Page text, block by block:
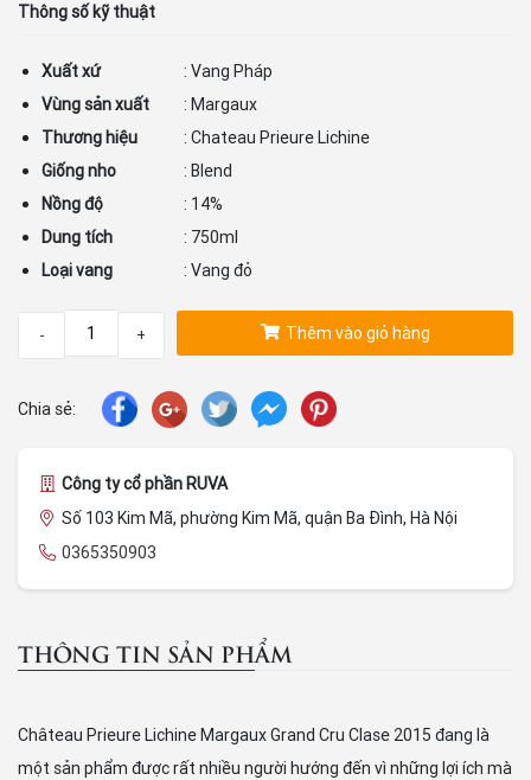
Thông số kỹ thuật
Xuất xứ
: Vang Pháp
Vùng sản xuất
: Margaux
Thương hiệu
: Chateau Prieure Lichine
Giống nho
: Blend
Nồng độ
: 14%
Dung tích
: 750ml
Loại vang
: Vang đỏ
- + Thêm vào giỏ hàng
Chia sẻ:
Công ty cổ phần RUVA
Số 103 Kim Mã, phường Kim Mã, quận Ba Đình, Hà Nội
0365350903
THÔNG TIN SẢN PHẨM
Château Prieure Lichine Margaux Grand Cru Clase 2015 đang là
một sản phẩm được rất nhiều người hướng đến vì những lợi ích mà